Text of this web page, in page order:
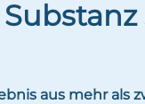
aus mehr als